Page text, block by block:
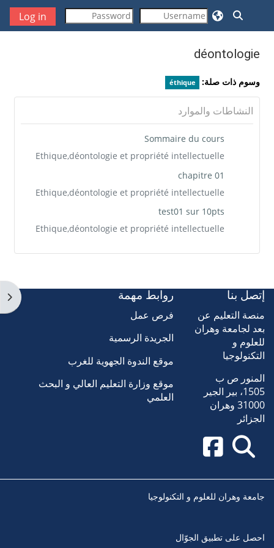
تخطى إلى المحتوى الرئيسي
تبديل إدخال البحث
Log in
déontologie
وسوم ذات صلة: éthique
النشاطات والموارد
Sommaire du cours
Ethique,déontologie et propriété intellectuelle
chapitre 01
Ethique,déontologie et propriété intellectuelle
test01 sur 10pts
Ethique,déontologie et propriété intellectuelle
إتصل بنا
منصة التعليم عن
بعد لجامعة وهران
للعلوم و
التكنولوجيا
المنور ص ب
1505، بير الجير
31000 وهران
الجزائر
روابط مهمة
فرص عمل
الجريدة الرسمية
موقع الندوة الجهوية للغرب
موقع وزارة التعليم العالي و البحث
العلمي
جامعة وهران للعلوم و التكنولوجيا
احصل على تطبيق الجوّال